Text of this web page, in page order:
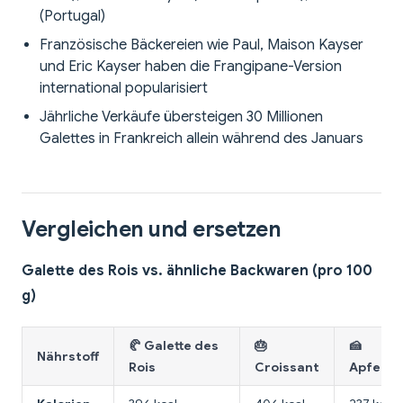
(Portugal)
Französische Bäckereien wie Paul, Maison Kayser
und Eric Kayser haben die Frangipane-Version
international popularisiert
Jährliche Verkäufe übersteigen 30 Millionen
Galettes in Frankreich allein während des Januars
Vergleichen und ersetzen
Galette des Rois vs. ähnliche Backwaren (pro 100
g)
Nährstoff
🥐 Galette des
Rois
🎂
Croissant
🍰